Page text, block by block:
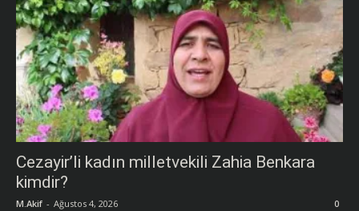
Cezayir’li kadın milletvekili Zahia Benkara
kimdir?
M.Akif - Ağustos 4, 2026 0